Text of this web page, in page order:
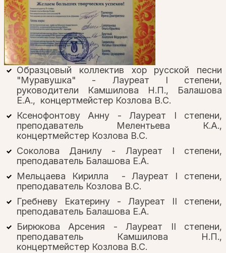
Образцовый коллектив хор русской песни
"Муравушка" - Лауреат I степени,
руководители Камшилова Н.П., Балашова
Е.А., концертмейстер Козлова В.С.
Ксенофонтову Анну - Лауреат I степени,
преподаватель Мелентьева К.А.,
концертмейстер Козлова В.С.
Соколова Данилу - Лауреат I степени,
преподаватель Балашова Е.А.
Мельцаева Кирилла - Лауреат I степени,
преподаватель Козлова В.С.
Гребневу Екатерину - Лауреат II степени,
преподаватель Балашова Е.А.
Бирюкова Арсения - Лауреат II степени,
преподаватель Камшилова Н.П.,
концертмейстер Козлова В.С.